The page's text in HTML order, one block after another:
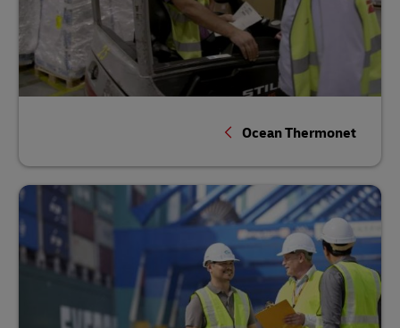
Ocean Thermonet